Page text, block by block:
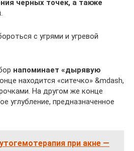
черных точек, а также
.
с угрями и угревой
напоминает «дырявую
находится «ситечко» &mdash,
На другом же конце
углубление, предназначенное
при акне —